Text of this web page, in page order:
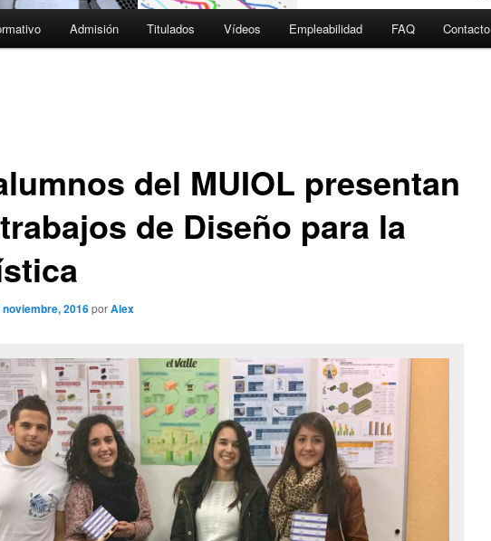
Admisión Titulados Vídeos Empleabilidad FAQ Contacto
del MUIOL presentan
de Diseño para la
noviembre, 2016porAlex